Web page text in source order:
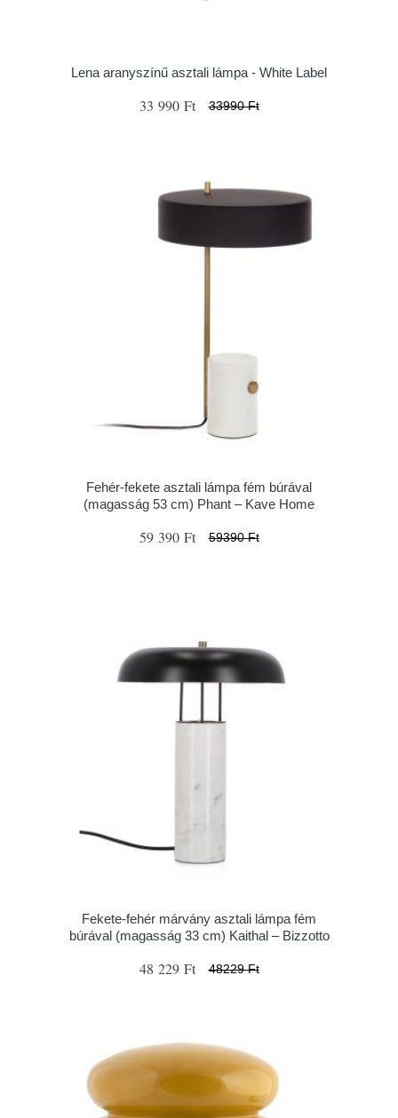
Lena aranyszínű asztali lámpa - White Label
33 990 Ft 33990 Ft
Fehér-fekete asztali lámpa fém búrával
(magasság 53 cm) Phant – Kave Home
59 390 Ft 59390 Ft
Fekete-fehér márvány asztali lámpa fém
búrával (magasság 33 cm) Kaithal – Bizzotto
48 229 Ft 48229 Ft